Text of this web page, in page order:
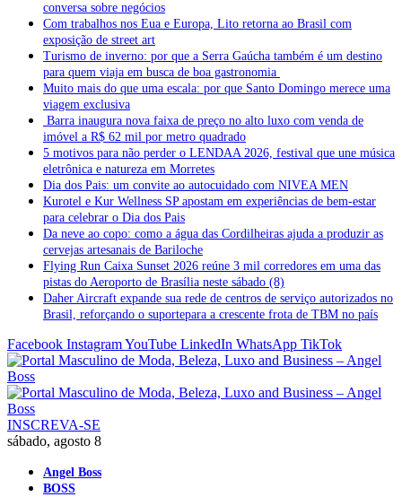
conversa sobre negócios
Com trabalhos nos Eua e Europa, Lito retorna ao Brasil com
exposição de street art
Turismo de inverno: por que a Serra Gaúcha também é um destino
para quem viaja em busca de boa gastronomia
Muito mais do que uma escala: por que Santo Domingo merece uma
viagem exclusiva
Barra inaugura nova faixa de preço no alto luxo com venda de
imóvel a R$ 62 mil por metro quadrado
5 motivos para não perder o LENDAA 2026, festival que une música
eletrônica e natureza em Morretes
Dia dos Pais: um convite ao autocuidado com NIVEA MEN
Kurotel e Kur Wellness SP apostam em experiências de bem-estar
para celebrar o Dia dos Pais
Da neve ao copo: como a água das Cordilheiras ajuda a produzir as
cervejas artesanais de Bariloche
Flying Run Caixa Sunset 2026 reúne 3 mil corredores em uma das
pistas do Aeroporto de Brasília neste sábado (8)
Daher Aircraft expande sua rede de centros de serviço autorizados no
Brasil, reforçando o suportepara a crescente frota de TBM no país
Facebook InstagramYouTube LinkedIn WhatsApp TikTok
INSCREVA-SE
sábado, agosto 8
Angel Boss
BOSS